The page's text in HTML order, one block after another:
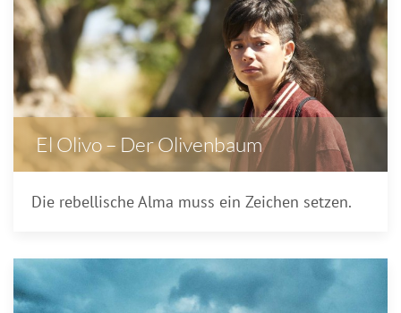
El Olivo – Der Olivenbaum
Die rebellische Alma muss ein Zeichen setzen.